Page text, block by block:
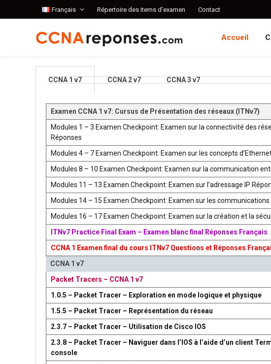
Français Répertoire des items d’examen Contact
Accueil
CCNA 1 v7 CCNA 2 v7 CCNA 3 v7
Examen CCNA 1 v7: Cursus de Présentation des réseaux (ITNv7)
Modules 1 – 3 Examen Checkpoint: Examen sur la connectivité des
Réponses
Modules 4 – 7 Examen Checkpoint: Examen sur les concepts
Modules 8 – 10 Examen Checkpoint: Examen sur la communication
Modules 11 – 13 Examen Checkpoint: Examen sur l’adressage IP
Modules 14 – 15 Examen Checkpoint: Examen sur les
Modules 16 – 17 Examen Checkpoint: Examen sur la création et la
ITNv7 Practice Final Exam – Examen blanc final Réponses Français
CCNA 1 Examen final du cours ITNv7 Questions et Réponses
CCNA 1 v7
Packet Tracers – CCNA 1 v7
1.0.5 – Packet Tracer – Exploration en mode logique et physique
1.5.5 – Packet Tracer – Représentation du réseau
2.3.7 – Packet Tracer – Utilisation de Cisco IOS
2.3.8 – Packet Tracer – Naviguer dans l’IOS à l’aide d’un client
console